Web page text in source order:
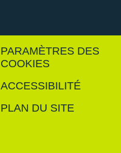
PARAMÈTRES DES
COOKIES
ACCESSIBILITÉ
PLAN DU SITE